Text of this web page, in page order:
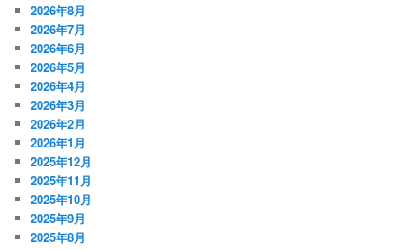
2026年8月
2026年7月
2026年6月
2026年5月
2026年4月
2026年3月
2026年2月
2026年1月
2025年12月
2025年11月
2025年10月
2025年9月
2025年8月